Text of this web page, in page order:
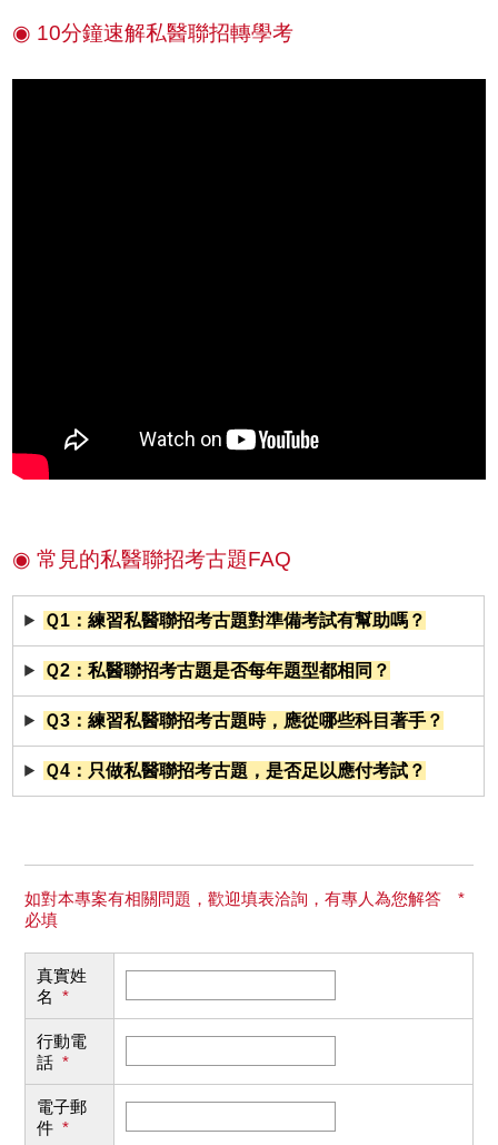
◉ 10分鐘速解私醫聯招轉學考
◉ 常見的私醫聯招考古題FAQ
Ｑ1：練習私醫聯招考古題對準備考試有幫助嗎？
Ｑ2：私醫聯招考古題是否每年題型都相同？
Ｑ3：練習私醫聯招考古題時，應從哪些科目著手？
Ｑ4：只做私醫聯招考古題，是否足以應付考試？
如對本專案有相關問題，歡迎填表洽詢，有專人為您解答 *
必填
真實姓
名 *
行動電
話 *
電子郵
件 *